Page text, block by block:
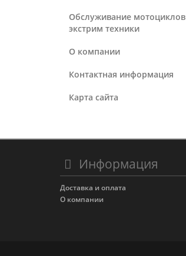
Обслуживание
экстрим техники
О компании
Контактная информация
Карта сайта
Информация
Доставка и оплата
О компании